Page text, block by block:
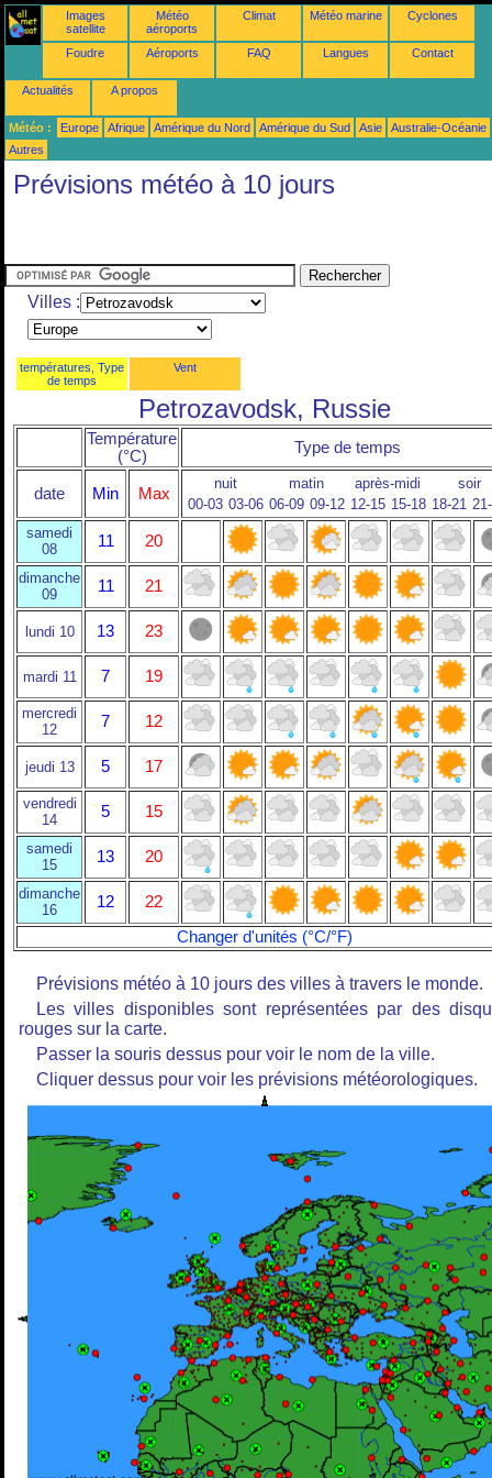
Images
satellite
Météo
aéroports
Climat Météo marine Cyclones
Foudre Aéroports FAQ Langues Contact
Actualités A propos
Météo : Europe Afrique Amérique du Nord Amérique du Sud Asie
Australie-Océanie
Autres
Prévisions météo à 10 jours
Villes :
températures, Type
de temps
Vent
Petrozavodsk, Russie
Température
(°C)
Type de temps
date Min Max
nuit matin après-midi
soir
00-03 03-06 06-09 09-12 12-15 15-18 18-21
samedi
08
11 20
dimanche
09
11 21
lundi 10 13 23
mardi 11 7 19
mercredi
12
7 12
jeudi 13 5 17
vendredi
14
5 15
samedi
15
13 20
dimanche
16
12
22
Changer d'unités (°C/°F)
Prévisions météo à 10 jours des villes à travers le monde.
Les villes disponibles sont représentées par des
rouges sur la carte.
Passer la souris dessus pour voir le nom de la ville.
Cliquer dessus pour voir les prévisions météorologiques.